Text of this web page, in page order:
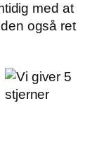
med at
også ret